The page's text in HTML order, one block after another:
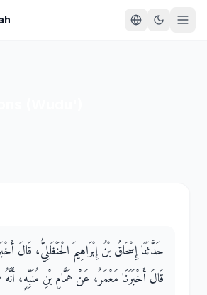
حَدَّثَنَا إِسْحَاقُ بْنُ إِبْرَاهِيمَ الْحَنْظَلِيُّ، قَالَ
قَالَ أَخْبَرَنَا مَعْمَرٌ، عَنْ هَمَّامِ بْنِ مُنَبِّهٍ،